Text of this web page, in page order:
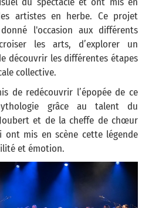
artistes en herbe. Ce projet
l'occasion aux différents
les arts, d’explorer un
découvrir les différentes étapes
collective.
de redécouvrir l’épopée de ce
grâce au talent du
et de la cheffe de chœur
ont mis en scène cette légende
et émotion.